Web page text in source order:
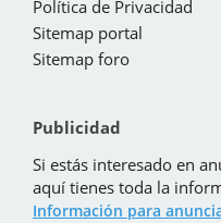
Política de Privacidad
Sitemap portal
Sitemap foro
Publicidad
Si estás interesado en
aquí tienes toda la
Información para